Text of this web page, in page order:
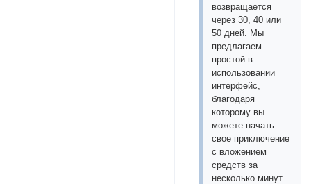
возвращается
через 30, 40 или
50 дней. Мы
предлагаем
простой в
использовании
интерфейс,
благодаря
которому вы
можете начать
свое приключение
с вложением
средств за
несколько минут.